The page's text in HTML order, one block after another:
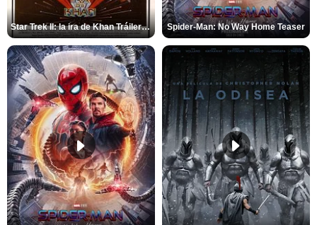
Star Trek II: la ira de Khan Tráiler VO Spider-Man: No Way Home Teaser